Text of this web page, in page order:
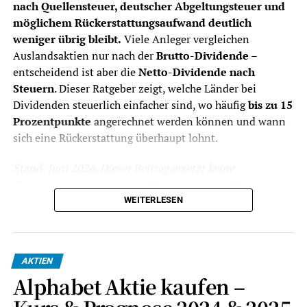
Dividendenabrechnung
Ein gutes Dividenden-Depot sollte
Ausschüttungen, Steuern und Erträge
übersichtlich dokumentieren.
Quellensteuer
Bei Auslandsdividenden ist wichtig, ob
der Broker Quellensteuer sauber
ausweist, anrechenbare Beträge
berücksichtigt und nötige Unterlagen
bereitstellt.
spanische, japanische oder US-Aktien
sind Handelsplätze, Währung und
Ausschüttungsart und langfristiger
Strategie gewählt werden.
nach Quellensteuer, deutscher Abgeltungsteuer und
möglichem Rückerstattungsaufwand deutlich
weniger übrig bleibt. Viele Anleger vergleichen
Auslandsaktien nur nach derBrutto-Dividende –
entscheidend ist aber dieNetto-Dividende nach
Steuern. Dieser Ratgeber zeigt, welche Länder bei
Dividenden steuerlich einfacher sind, wo häufigbis zu 15
Prozentpunkte angerechnet werden können und wann
sich eine Rückerstattung überhaupt lohnt.
für Privatanleger mit Depot in Deutschland.
Das Wichtigste zur Quellensteuer
auf Dividenden in Kürze
Deutsche
Auf Kapitalerträge fallen grundsätzlich
WEITERLESEN
AKTIEN
Alphabet Aktie kaufen –